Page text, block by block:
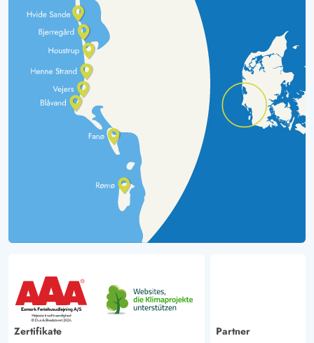
Zertifikate Partner